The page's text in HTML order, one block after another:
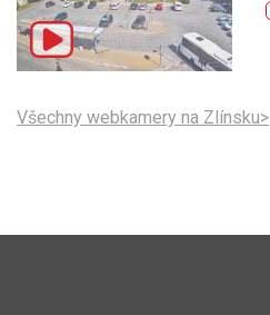
Všechny webkamery na Zlínsku>